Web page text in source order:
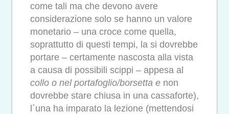
come tali ma che devono avere
considerazione solo se hanno un valore
monetario – una croce come quella,
soprattutto di questi tempi, la si dovrebbe
portare – certamente nascosta alla vista
a causa di possibili scippi – appesa al
collo o nel portafoglio/borsetta e non
dovrebbe stare chiusa in una cassaforte),
l´una ha imparato la lezione (mettendosi